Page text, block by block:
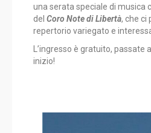
una serata speciale di musica
del Coro Note di Libertà, che ci
repertorio variegato e
L’ingresso è gratuito, passate
inizio!